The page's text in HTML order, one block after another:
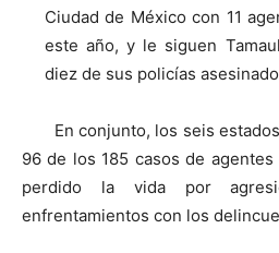
Ciudad de México con 11
este año, y le siguen
diez de sus policías
En conjunto, los seis
96 de los 185 casos de
perdido la vida por
enfrentamientos con los